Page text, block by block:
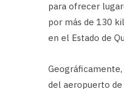
para ofrecer
por más de 130
en el Estado de
del aeropuerto de